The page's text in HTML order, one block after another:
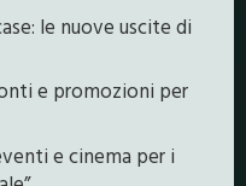
le nuove uscite di
e promozioni per
e cinema per i